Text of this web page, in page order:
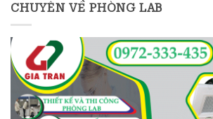
CHUYÊN VỀ PHÒNG LAB